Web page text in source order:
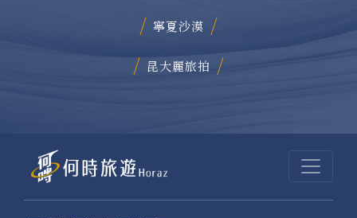
寧夏沙漠
昆大麗旅拍